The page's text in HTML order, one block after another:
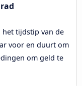
het tijdstip van de
voor en duurt om
om geld te